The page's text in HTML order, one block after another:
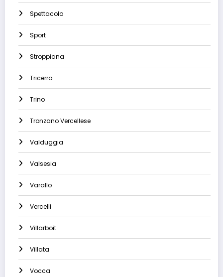
Spettacolo
Sport
Stroppiana
Tricerro
Trino
Tronzano Vercellese
Valduggia
Valsesia
Varallo
Vercelli
Villarboit
Villata
Vocca